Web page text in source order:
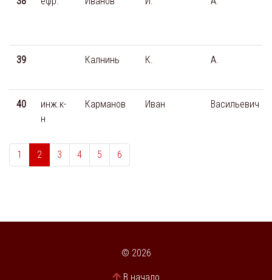
39 Калнинь К. А.
40
инж.к-
н
Карманов Иван Васильевич
1 2 3 4 5 6
© 2026
В начало